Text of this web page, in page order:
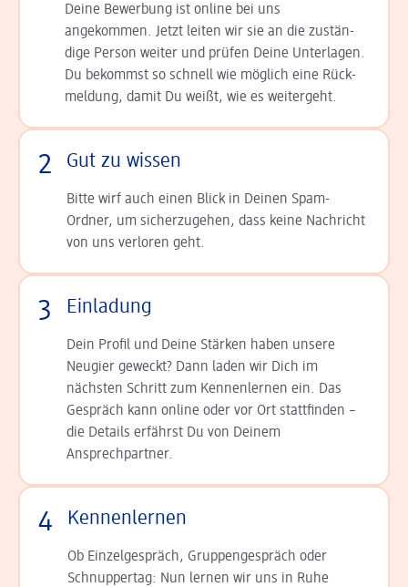
Deine Bewerbung ist online bei uns
angekommen. Jetzt leiten wir sie an die zu­stän­
dige Person weiter und prüfen Deine Unterlagen.
Du bekommst so schnell wie möglich eine Rück­
meldung, damit Du weißt, wie es weitergeht.
2 Gut zu wissen
Bitte wirf auch einen Blick in Deinen Spam-
Ordner, um sicherzugehen, dass keine Nachricht
von uns verloren geht.
3 Einladung
Dein Profil und Deine Stär­ken haben unsere
Neugier geweckt? Dann laden wir Dich im
nächsten Schritt zum Kennen­lernen ein. Das
Gespräch kann online oder vor Ort statt­finden –
die Details er­fährst Du von Deinem
Ansprechpartner.
4 Kennenlernen
Ob Einzelgespräch, Grup­pen­gespräch oder
Schnup­per­tag: Nun lernen wir uns in Ruhe